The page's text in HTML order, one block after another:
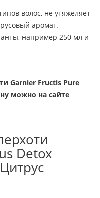
волос, не утяжеляет
аромат.
например 250 мл и
Garnier Fructis Pure
можно на сайте
Detox